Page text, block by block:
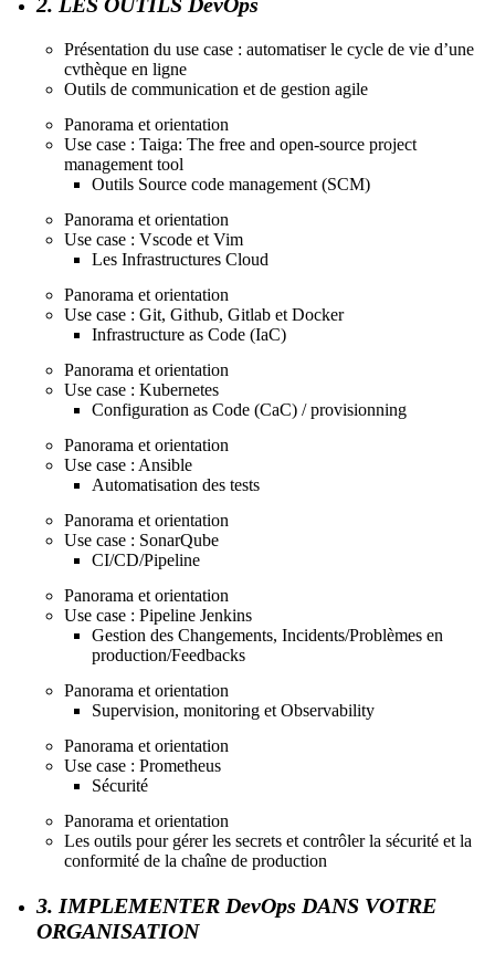
Présentation du use case : automatiser le cycle de vie d’une
cvthèque en ligne
Outils de communication et de gestion agile
Panorama et orientation
Use case : Taiga: The free and open-source project
management tool
Outils Source code management (SCM)
Panorama et orientation
Use case : Vscode et Vim
Les Infrastructures Cloud
Panorama et orientation
Use case : Git, Github, Gitlab et Docker
Infrastructure as Code (IaC)
Panorama et orientation
Use case : Kubernetes
Configuration as Code (CaC) / provisionning
Panorama et orientation
Use case : Ansible
Automatisation des tests
Panorama et orientation
Use case : SonarQube
CI/CD/Pipeline
Panorama et orientation
Use case : Pipeline Jenkins
Gestion des Changements, Incidents/Problèmes en
production/Feedbacks
Panorama et orientation
Supervision, monitoring et Observability
Panorama et orientation
Use case : Prometheus
Sécurité
Panorama et orientation
Les outils pour gérer les secrets et contrôler la sécurité et la
conformité de la chaîne de production
3. IMPLEMENTER DevOps DANS VOTRE
ORGANISATION